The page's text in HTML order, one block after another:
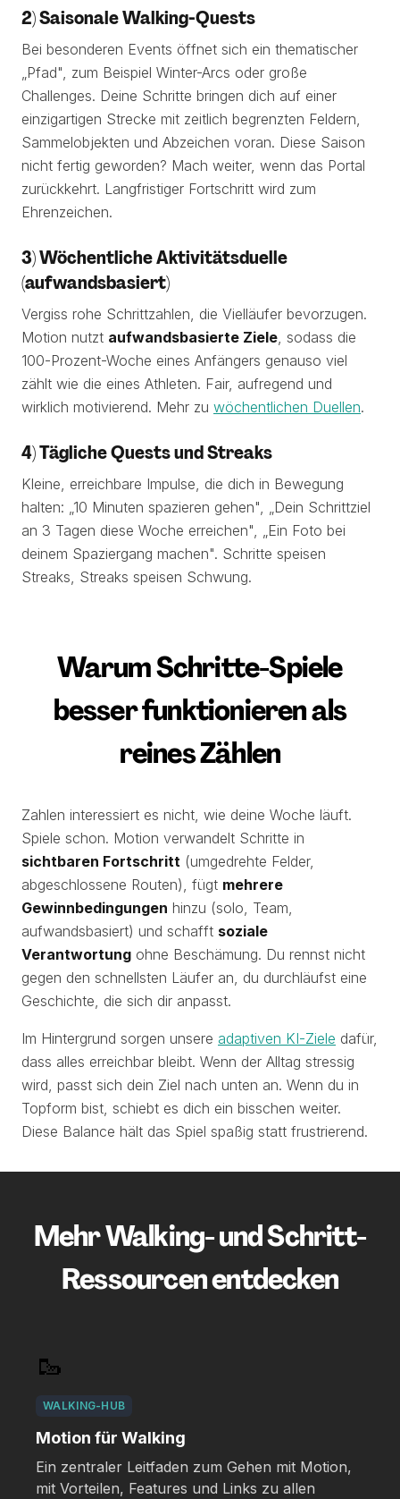
2) Saisonale Walking-Quests
Bei besonderen Events öffnet sich ein thematischer
„Pfad", zum Beispiel Winter-Arcs oder große
Challenges. Deine Schritte bringen dich auf einer
einzigartigen Strecke mit zeitlich begrenzten Feldern,
Sammelobjekten und Abzeichen voran. Diese Saison
nicht fertig geworden? Mach weiter, wenn das Portal
zurückkehrt. Langfristiger Fortschritt wird zum
Ehrenzeichen.
3) Wöchentliche Aktivitätsduelle
(aufwandsbasiert)
Vergiss rohe Schrittzahlen, die Vielläufer bevorzugen.
Motion nutzt aufwandsbasierte Ziele, sodass die
100-Prozent-Woche eines Anfängers genauso viel
zählt wie die eines Athleten. Fair, aufregend und
wirklich motivierend. Mehr zu wöchentlichen Duellen.
4) Tägliche Quests und Streaks
Kleine, erreichbare Impulse, die dich in Bewegung
halten: „10 Minuten spazieren gehen", „Dein Schrittziel
an 3 Tagen diese Woche erreichen", „Ein Foto bei
deinem Spaziergang machen". Schritte speisen
Streaks, Streaks speisen Schwung.
Warum Schritte-Spiele
besser funktionieren als
reines Zählen
Zahlen interessiert es nicht, wie deine Woche läuft.
Spiele schon. Motion verwandelt Schritte in
sichtbaren Fortschritt (umgedrehte Felder,
abgeschlossene Routen), fügt mehrere
Gewinnbedingungen hinzu (solo, Team,
aufwandsbasiert) und schafft soziale
Verantwortung ohne Beschämung. Du rennst nicht
gegen den schnellsten Läufer an, du durchläufst eine
Geschichte, die sich dir anpasst.
Im Hintergrund sorgen unsere adaptiven KI-Ziele dafür,
dass alles erreichbar bleibt. Wenn der Alltag stressig
wird, passt sich dein Ziel nach unten an. Wenn du in
Topform bist, schiebt es dich ein bisschen weiter.
Diese Balance hält das Spiel spaßig statt frustrierend.
Mehr Walking- und Schritt-
Ressourcen entdecken
🥾
WALKING-HUB
Motion für Walking
Ein zentraler Leitfaden zum Gehen mit Motion,
mit Vorteilen, Features und Links zu allen